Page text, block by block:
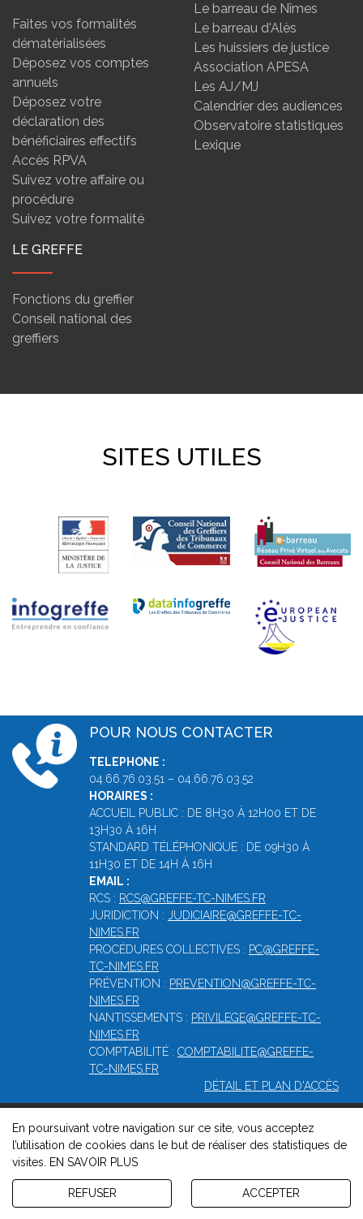
Faites vos formalités
dématérialisées
Déposez vos comptes
annuels
Déposez votre
déclaration des
bénéficiaires effectifs
Accès RPVA
Suivez votre affaire ou
procédure
Suivez votre formalité
Le barreau de Nîmes
Le barreau d'Alès
Les huissiers de justice
Association APESA
Les AJ/MJ
Calendrier des audiences
Observatoire statistiques
Lexique
LE GREFFE
Fonctions du greffier
Conseil national des
greffiers
SITES UTILES
POUR NOUS CONTACTER
TELEPHONE :
04.66.76.03.51 – 04.66.76.03.52
HORAIRES :
ACCUEIL PUBLIC : DE 8H30 À 12H00 ET DE
13H30 À 16H
STANDARD TÉLÉPHONIQUE : DE 09H30 À
11H30 ET DE 14H À 16H
EMAIL :
RCS : RCS@GREFFE-TC-NIMES.FR
JURIDICTION : JUDICIAIRE@GREFFE-TC-
NIMES.FR
PROCÉDURES COLLECTIVES : PC@GREFFE-
TC-NIMES.FR
PRÉVENTION : PREVENTION@GREFFE-TC-
NIMES.FR
NANTISSEMENTS : PRIVILEGE@GREFFE-TC-
NIMES.FR
COMPTABILITÉ : COMPTABILITE@GREFFE-
TC-NIMES.FR
DÉTAIL ET PLAN D'ACCÈS
© 2026, Greffe du Tribunal de Commerce de Nîmes -Mentions
légales-Contact -Gestion des cookies -Politique de
confidentialité et de cookies
Version : 1.8.1
En poursuivant votre navigation sur ce site, vous acceptez
l’utilisation de cookies dans le but de réaliser des statistiques de
visites.
EN SAVOIR PLUS
REFUSER ACCEPTER